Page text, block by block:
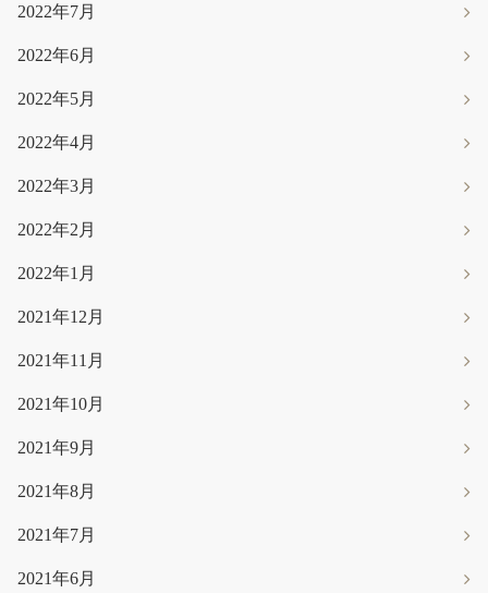
2022年7月
2022年6月
2022年5月
2022年4月
2022年3月
2022年2月
2022年1月
2021年12月
2021年11月
2021年10月
2021年9月
2021年8月
2021年7月
2021年6月